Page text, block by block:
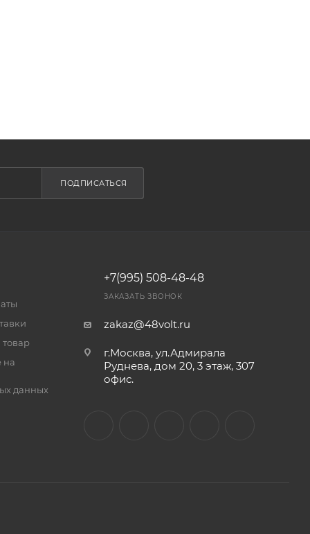
ПОДПИСАТЬСЯ
товар
на
данных
+7(995) 508-48-48
ЗАКАЗАТЬ ЗВОНОК
zakaz@48volt.ru
г.Москва, ул.Адмирала
Руднева, дом 20, 3 этаж, 307
офис.